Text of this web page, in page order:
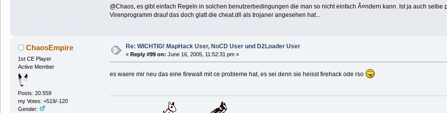
@Chaos, es gibt einfach Regeln in solchen benutzerbedingungen die man so nicht einfach Ã¤ndern kann. Ist ja auch
Virenprogramm drauf das doch glatt die cheat.dll als trojaner angesehen hat...
ChaosEmpire
1st CE Player
Active Member
Posts: 20.559
my Votes: +519/-120
Gender:
Re: WICHTIG! MapHack User, NoCD User und D2Loader User
« Reply #99 on: June 16, 2005, 11:52:31 pm »
es waere mir neu das eine firewall mit ce probleme hat, es sei denn sie heisst firehack ode rso